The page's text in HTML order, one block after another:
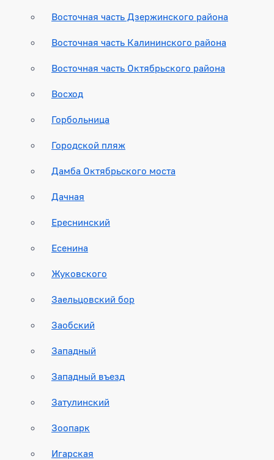
Восточная часть Дзержинского района
Восточная часть Калининского района
Восточная часть Октябрьского района
Восход
Горбольница
Городской пляж
Дамба Октябрьского моста
Дачная
Ереснинский
Есенина
Жуковского
Заельцовский бор
Заобский
Западный
Западный въезд
Затулинский
Зоопарк
Игарская